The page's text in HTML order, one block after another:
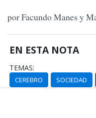
por Facundo Manes y
EN ESTA NOTA
TEMAS:
CEREBRO SOCIEDAD